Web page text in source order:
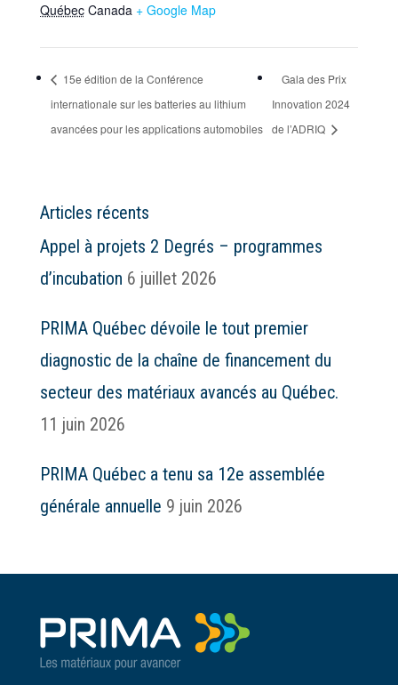
Québec Canada + Google Map
15e édition de la Conférence
internationale sur les batteries au lithium
avancées pour les applications automobiles
Gala des Prix
Innovation 2024
de l’ADRIQ
Articles récents
Appel à projets 2 Degrés – programmes
d’incubation 6 juillet 2026
PRIMA Québec dévoile le tout premier
diagnostic de la chaîne de financement du
secteur des matériaux avancés au Québec.
11 juin 2026
PRIMA Québec a tenu sa 12e assemblée
générale annuelle 9 juin 2026